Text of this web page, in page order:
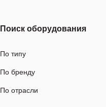
Поиск оборудования
По типу
По бренду
По отрасли